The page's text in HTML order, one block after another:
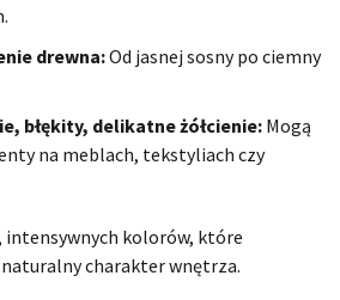
drewna:Od jasnej sosny po ciemny
błękity, delikatne żółcienie: Mogą
na meblach, tekstyliach czy
intensywnych kolorów, które
naturalny charakter wnętrza.